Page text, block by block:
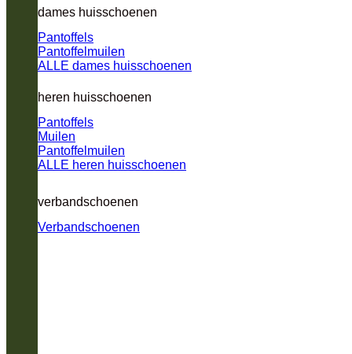
dames huisschoenen
Pantoffels
Pantoffelmuilen
ALLE dames huisschoenen
heren huisschoenen
Pantoffels
Muilen
Pantoffelmuilen
ALLE heren huisschoenen
verbandschoenen
Verbandschoenen